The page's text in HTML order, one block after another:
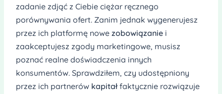
zadanie zdjąć z Ciebie ciężar ręcznego
porównywania ofert. Zanim jednak wygenerujesz
przez ich platformę nowe zobowiązaniei
zaakceptujesz zgody marketingowe, musisz
poznać realne doświadczenia innych
konsumentów. Sprawdziłem, czy udostępniony
przez ich partnerów kapitałfaktycznie rozwiązuje